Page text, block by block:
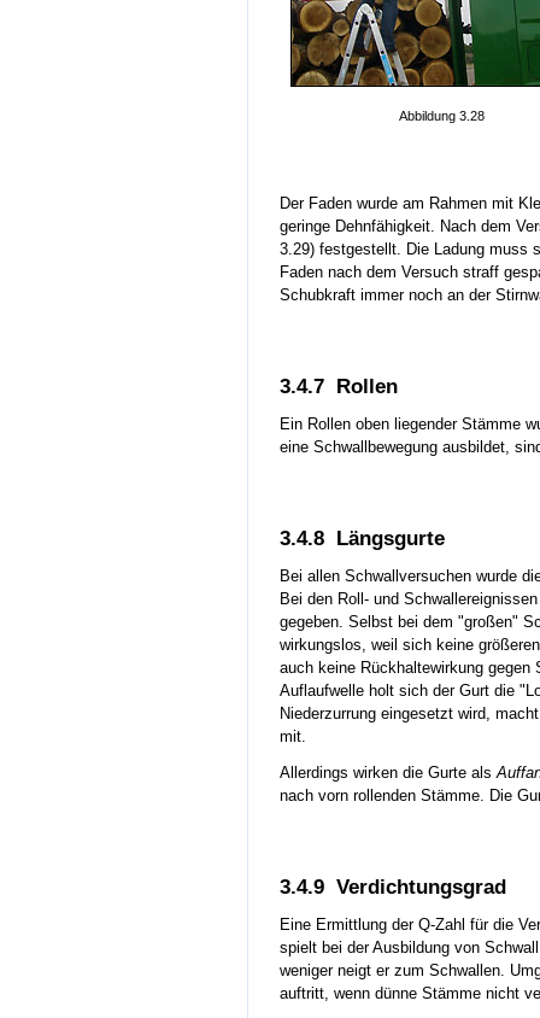
Abbildung 3.28
Der Faden wurde am Rahmen mit
geringe Dehnfähigkeit. Nach dem
3.29) festgestellt. Die Ladung muss
Faden nach dem Versuch straff
Schubkraft immer noch an der
3.4.7 Rollen
Ein Rollen oben liegender Stämme
eine Schwallbewegung ausbildet,
3.4.8 Längsgurte
Bei allen Schwallversuchen wurde
Bei den Roll- und
gegeben. Selbst bei dem "großen"
wirkungslos, weil sich keine
auch keine Rückhaltewirkung gegen
Auflaufwelle holt sich der Gurt die
Niederzurrung eingesetzt wird,
mit.
Allerdings wirken die Gurte als
nach vorn rollenden Stämme. Die
3.4.9 Verdichtungsgrad
Eine Ermittlung der Q-Zahl für die
spielt bei der Ausbildung von
weniger neigt er zum Schwallen.
auftritt, wenn dünne Stämme nicht